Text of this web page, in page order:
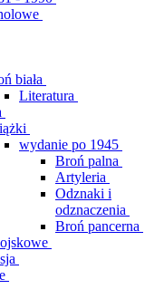
biała
Literatura
wydanie po 1945
Broń palna
Artyleria
Odznaki i
odznaczenia
Broń pancerna